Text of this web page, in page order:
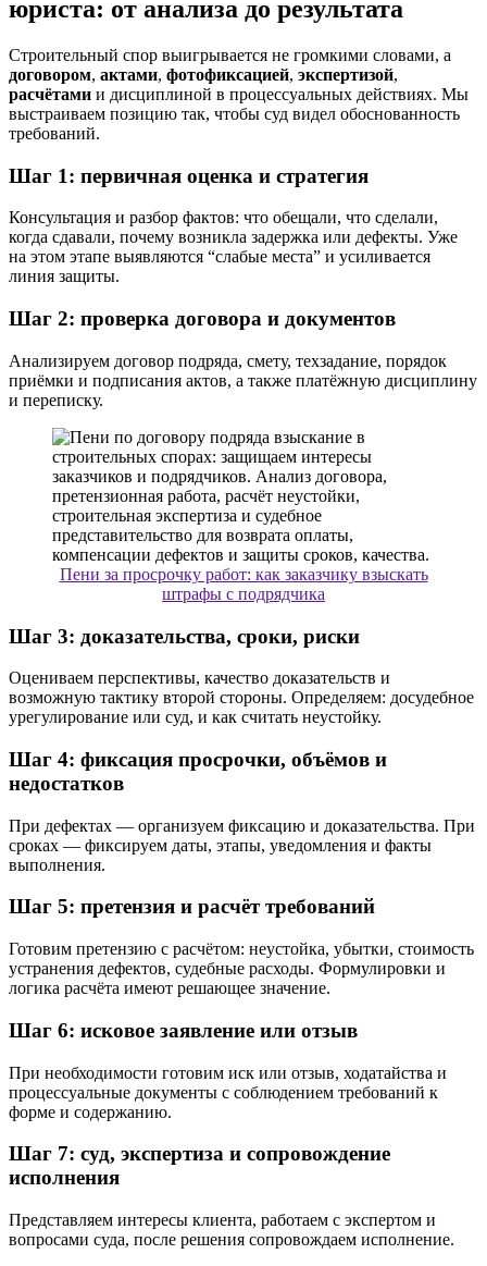
юриста: от анализа до результата
Строительный спор выигрывается не громкими словами, а
договором, актами, фотофиксацией, экспертизой,
расчётами и дисциплиной в процессуальных действиях. Мы
выстраиваем позицию так, чтобы суд видел обоснованность
требований.
Шаг 1: первичная оценка и стратегия
Консультация и разбор фактов: что обещали, что сделали,
когда сдавали, почему возникла задержка или дефекты. Уже
на этом этапе выявляются “слабые места” и усиливается
линия защиты.
Шаг 2: проверка договора и документов
Анализируем договор подряда, смету, техзадание, порядок
приёмки и подписания актов, а также платёжную дисциплину
и переписку.
Пени за просрочку работ: как заказчику взыскать
штрафы с подрядчика
Шаг 3: доказательства, сроки, риски
Оцениваем перспективы, качество доказательств и
возможную тактику второй стороны. Определяем: досудебное
урегулирование или суд, и как считать неустойку.
Шаг 4: фиксация просрочки, объёмов и
недостатков
При дефектах — организуем фиксацию и доказательства. При
сроках — фиксируем даты, этапы, уведомления и факты
выполнения.
Шаг 5: претензия и расчёт требований
Готовим претензию с расчётом: неустойка, убытки, стоимость
устранения дефектов, судебные расходы. Формулировки и
логика расчёта имеют решающее значение.
Шаг 6: исковое заявление или отзыв
При необходимости готовим иск или отзыв, ходатайства и
процессуальные документы с соблюдением требований к
форме и содержанию.
Шаг 7: суд, экспертиза и сопровождение
исполнения
Представляем интересы клиента, работаем с экспертом и
вопросами суда, после решения сопровождаем исполнение.